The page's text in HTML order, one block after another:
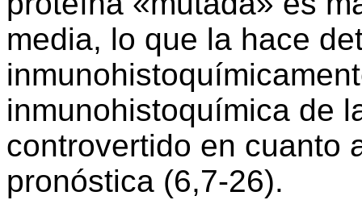
media, lo que la hace
inmunohistoquímica de
controvertido en cuanto
pronóstica (6,7-26).